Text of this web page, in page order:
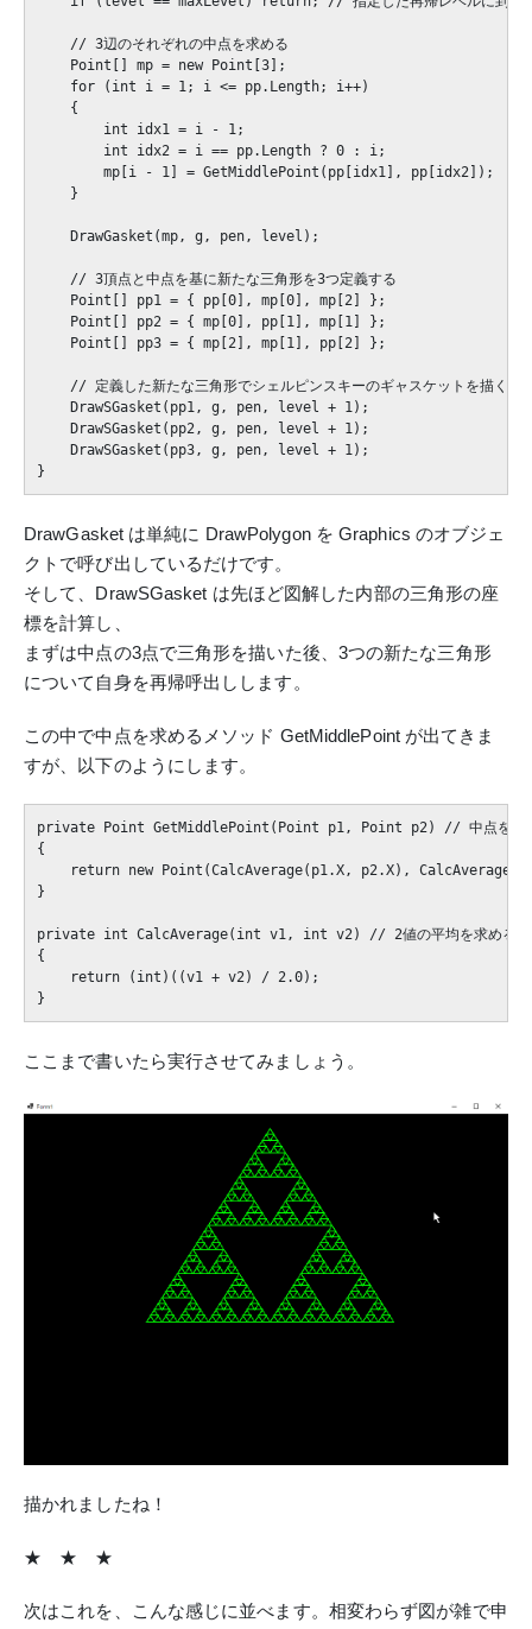
    // 3辺のそれぞれの中点を求める
    Point[] mp = new Point[3];
    for (int i = 1; i <= pp.Length; i++)
    {
        int idx1 = i - 1;
        int idx2 = i == pp.Length ? 0 : i;
        mp[i - 1] = GetMiddlePoint(pp[idx1], pp[idx2]);
    }
    DrawGasket(mp, g, pen, level);
    // 3頂点と中点を基に新たな三角形を3つ定義する
    Point[] pp1 = { pp[0], mp[0], mp[2] };
    Point[] pp2 = { mp[0], pp[1], mp[1] };
    Point[] pp3 = { mp[2], mp[1], pp[2] };
    // 定義した新たな三角形でシェルピンスキーのギャスケットを描く
    DrawSGasket(pp1, g, pen, level + 1);
    DrawSGasket(pp2, g, pen, level + 1);
    DrawSGasket(pp3, g, pen, level + 1);
DrawGasket は単純に DrawPolygon を Graphics のオブジェ
クトで呼び出しているだけです。
そして、DrawSGasket は先ほど図解した内部の三角形の座
標を計算し、
まずは中点の3点で三角形を描いた後、3つの新たな三角形
について自身を再帰呼出しします。
この中で中点を求めるメソッド GetMiddlePoint が出てきま
すが、以下のようにします。
private Point GetMiddlePoint(Point p1, Point p2) // 中点を求
{
return new Point(CalcAverage(p1.X, p2.X),
}
private int CalcAverage(int v1, int v2) // 2値の平均を求める
{
    return (int)((v1 + v2) / 2.0);
ここまで書いたら実行させてみましょう。
描かれましたね！
★ ★ ★
次はこれを、こんな感じに並べます。相変わらず図が雑で申